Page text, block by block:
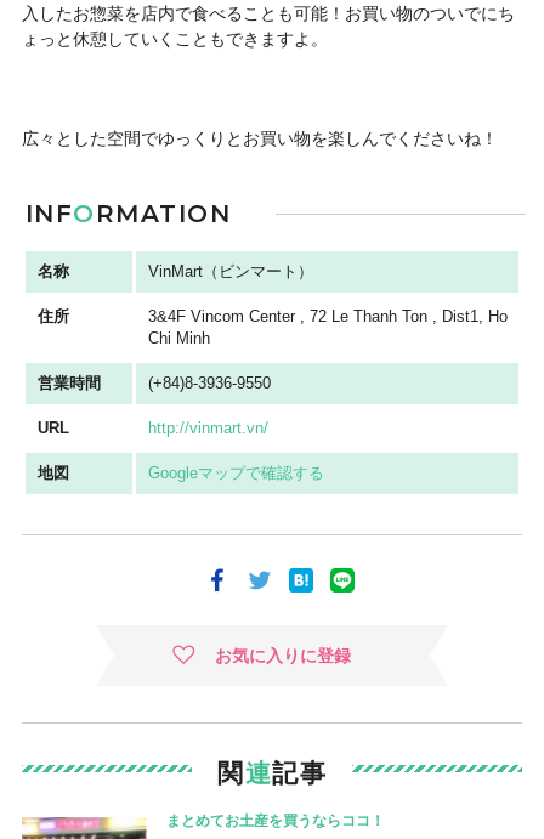
入したお惣菜を店内で食べることも可能！お買い物のついでにち
ょっと休憩していくこともできますよ。
広々とした空間でゆっくりとお買い物を楽しんでくださいね！
INFO RMATION
名称 VinMart（ビンマート）
住所
3&4F Vincom Center , 72 Le Thanh Ton , Dist1, Ho
Chi Minh
営業時間 (+84)8-3936-9550
URL http://vinmart.vn/
地図 Googleマップで確認する
お気に入りに登録
関連記事
まとめてお土産を買うならココ！